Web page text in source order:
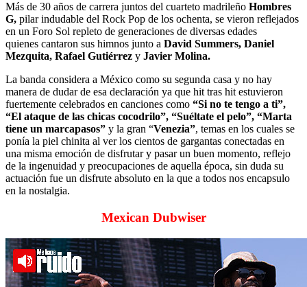
Más de 30 años de carrera juntos del cuarteto madrileño Hombres
G, pilar indudable del Rock Pop de los ochenta, se vieron reflejados
en un Foro Sol repleto de generaciones de diversas edades
quienes cantaron sus himnos junto a David Summers, Daniel
Mezquita, Rafael Gutiérrez y Javier Molina.
La banda considera a México como su segunda casa y no hay
manera de dudar de esa declaración ya que hit tras hit estuvieron
fuertemente celebrados en canciones como “Si no te tengo a ti”,
“El ataque de las chicas cocodrilo”, “Suéltate el pelo”, “Marta
tiene un marcapasos” y la gran “Venezia”, temas en los cuales se
ponía la piel chinita al ver los cientos de gargantas conectadas en
una misma emoción de disfrutar y pasar un buen momento, reflejo
de la ingenuidad y preocupaciones de aquella época, sin duda su
actuación fue un disfrute absoluto en la que a todos nos encapsulo
en la nostalgia.
Mexican Dubwiser